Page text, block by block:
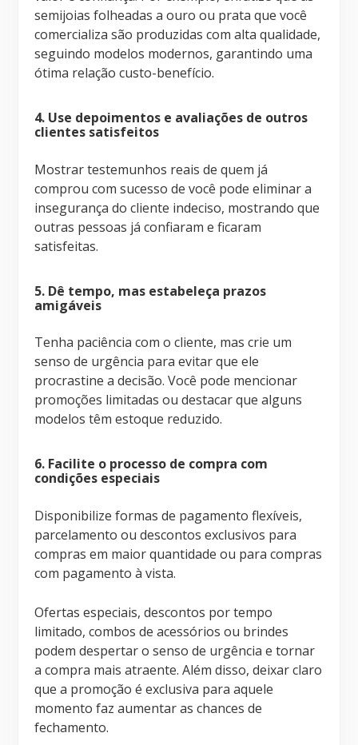
semijoias folheadas a ouro ou prata que você
comercializa são produzidas com alta qualidade,
seguindo modelos modernos, garantindo uma
ótima relação custo-benefício.
4. Use depoimentos e avaliações de outros
clientes satisfeitos
Mostrar testemunhos reais de quem já
comprou com sucesso de você pode eliminar a
insegurança do cliente indeciso, mostrando que
outras pessoas já confiaram e ficaram
satisfeitas.
5. Dê tempo, mas estabeleça prazos
amigáveis
Tenha paciência com o cliente, mas crie um
senso de urgência para evitar que ele
procrastine a decisão. Você pode mencionar
promoções limitadas ou destacar que alguns
modelos têm estoque reduzido.
6. Facilite o processo de compra com
condições especiais
Disponibilize formas de pagamento flexíveis,
parcelamento ou descontos exclusivos para
compras em maior quantidade ou para compras
com pagamento à vista.
Ofertas especiais, descontos por tempo
limitado, combos de acessórios ou brindes
podem despertar o senso de urgência e tornar
a compra mais atraente. Além disso, deixar claro
que a promoção é exclusiva para aquele
momento faz aumentar as chances de
fechamento.